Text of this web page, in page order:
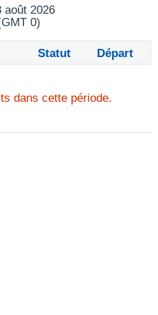
août 2026
0)
Statut Départ
dans cette période.